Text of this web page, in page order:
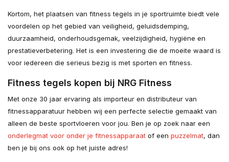
Kortom, het plaatsen van fitness tegels in je sportruimte biedt vele
voordelen op het gebied van veiligheid, geluidsdemping,
duurzaamheid, onderhoudsgemak, veelzijdigheid, hygiëne en
prestatieverbetering. Het is een investering die de moeite waard is
voor iedereen die serieus bezig is met sporten en fitness.
Fitness tegels kopen bij NRG Fitness
Met onze 30 jaar ervaring als importeur en distributeur van
fitnessapparatuur hebben wij een perfecte selectie gemaakt van
alleen de beste sportvloeren voor jou. Ben je op zoek naar een
onderlegmat voor onder je fitnessapparaat of een puzzelmat, dan
ben je bij ons ook op het juiste adres!